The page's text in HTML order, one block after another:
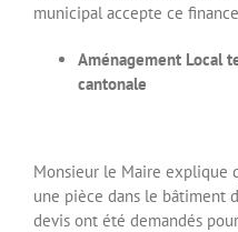
municipal accepte ce
Aménagement Local
cantonale
Monsieur le Maire explique
une pièce dans le bâtiment
devis ont été demandés